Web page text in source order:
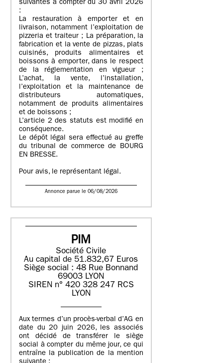
suivantes à compter du 30 avril 2026
:
La restauration à emporter et en
livraison, notamment l’exploitation de
pizzeria et traiteur ; La préparation, la
fabrication et la vente de pizzas, plats
cuisinés, produits alimentaires et
boissons à emporter, dans le respect
de la réglementation en vigueur ;
L’achat, la vente, l’installation,
l’exploitation et la maintenance de
distributeurs automatiques,
notamment de produits alimentaires
et de boissons ;
L’article 2 des statuts est modifié en
conséquence.
Le dépôt légal sera effectué au greffe
du tribunal de commerce de BOURG
EN BRESSE.
Pour avis, le représentant légal.
Annonce parue le 06/08/2026
PIM
Société Civile
Au capital de 51.832,67 Euros
Siège social : 48 Rue Bonnand
69003 LYON
SIREN n° 420 328 247 RCS
LYON
Aux termes d’un procès-verbal d’AG en
date du 20 juin 2026, les associés
ont décidé de transférer le siège
social à compter du même jour, ce qui
entraîne la publication de la mention